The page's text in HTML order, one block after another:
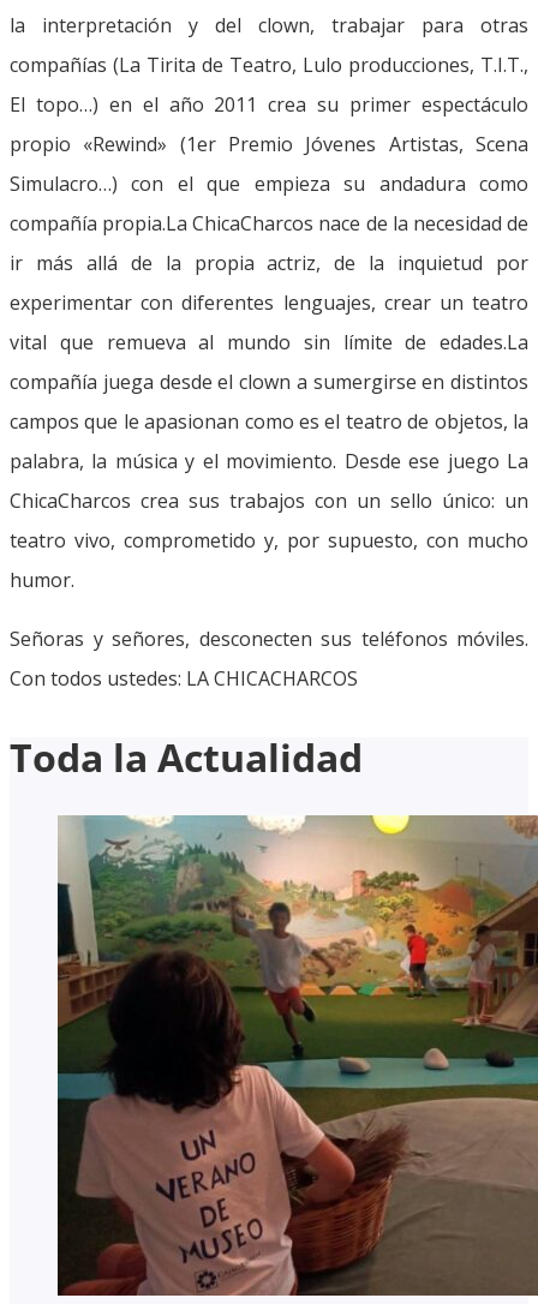
la interpretación y del clown, trabajar para otras
compañías (La Tirita de Teatro, Lulo producciones, T.I.T.,
El topo…) en el año 2011 crea su primer espectáculo
propio «Rewind» (1er Premio Jóvenes Artistas, Scena
Simulacro…) con el que empieza su andadura como
compañía propia.La ChicaCharcos nace de la necesidad de
ir más allá de la propia actriz, de la inquietud por
experimentar con diferentes lenguajes, crear un teatro
vital que remueva al mundo sin límite de edades.La
compañía juega desde el clown a sumergirse en distintos
campos que le apasionan como es el teatro de objetos, la
palabra, la música y el movimiento. Desde ese juego La
ChicaCharcos crea sus trabajos con un sello único: un
teatro vivo, comprometido y, por supuesto, con mucho
humor.
Señoras y señores, desconecten sus teléfonos móviles.
Con todos ustedes: LA CHICACHARCOS
Toda la Actualidad